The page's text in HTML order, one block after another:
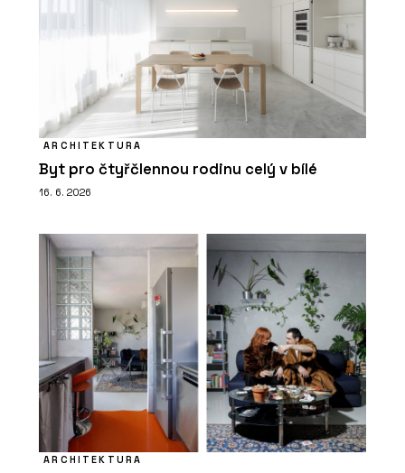
ARCHITEKTURA
Byt pro čtyřčlennou rodinu celý v bílé
16. 6. 2026
ARCHITEKTURA